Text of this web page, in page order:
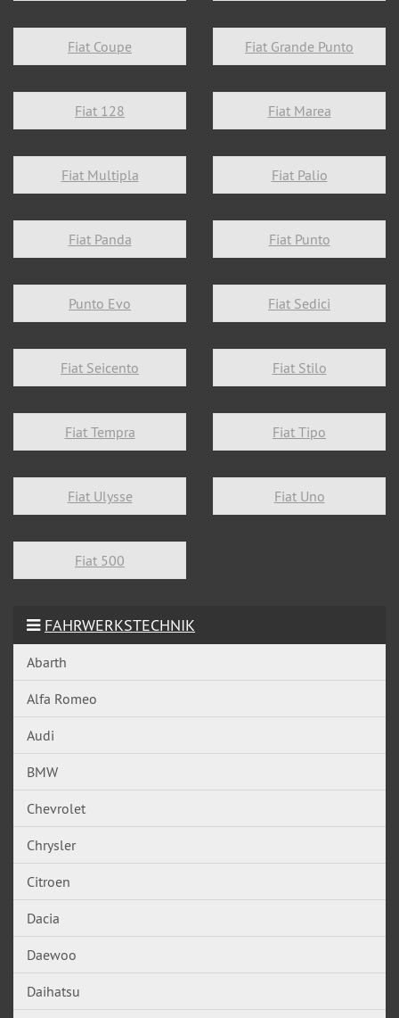
Fiat Coupe Fiat Grande Punto
Fiat 128 Fiat Marea
Fiat Multipla Fiat Palio
Fiat Panda Fiat Punto
Punto Evo Fiat Sedici
Fiat Seicento Fiat Stilo
Fiat Tempra Fiat Tipo
Fiat Ulysse Fiat Uno
Fiat 500
FAHRWERKSTECHNIK
Abarth
Alfa Romeo
Audi
BMW
Chevrolet
Chrysler
Citroen
Dacia
Daewoo
Daihatsu